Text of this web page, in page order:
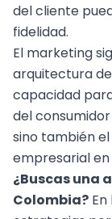
del cliente
fidelidad.
El marketing
arquitectura
capacidad
del
sino también
empresarial
¿Buscas una
Colombia?